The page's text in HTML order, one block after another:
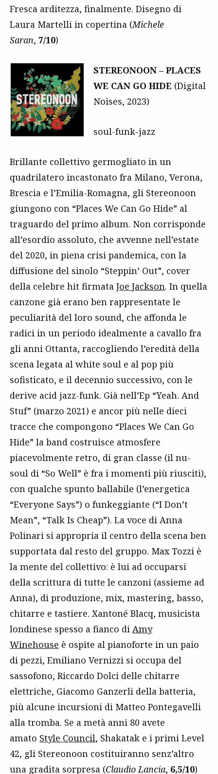
Fresca arditezza, finalmente. Disegno di
Laura Martelli in copertina (Michele
Saran, 7/10)
STEREONOON – PLACES
WE CAN GO HIDE (Digital
Noises, 2023)
soul-funk-jazz
Brillante collettivo germogliato in un
quadrilatero incastonato fra Milano, Verona,
Brescia e l’Emilia-Romagna, gli Stereonoon
giungono con “Places We Can Go Hide” al
traguardo del primo album. Non corrisponde
all’esordio assoluto, che avvenne nell’estate
del 2020, in piena crisi pandemica, con la
diffusione del sinolo “Steppin’ Out”, cover
della celebre hit firmata Joe Jackson. In quella
canzone già erano ben rappresentate le
peculiarità del loro sound, che affonda le
radici in un periodo idealmente a cavallo fra
gli anni Ottanta, raccogliendo l’eredità della
scena legata al white soul e al pop più
sofisticato, e il decennio successivo, con le
derive acid jazz-funk. Già nell’Ep “Yeah. And
Stuf” (marzo 2021) e ancor più nelle dieci
tracce che compongono “Places We Can Go
Hide” la band costruisce atmosfere
piacevolmente retro, di gran classe (il nu-
soul di “So Well” è fra i momenti più riusciti),
con qualche spunto ballabile (l’energetica
“Everyone Says”) o funkeggiante (“I Don’t
Mean”, “Talk Is Cheap”). La voce di Anna
Polinari si appropria il centro della scena ben
supportata dal resto del gruppo. Max Tozzi è
la mente del collettivo: è lui ad occuparsi
della scrittura di tutte le canzoni (assieme ad
Anna), di produzione, mix, mastering, basso,
chitarre e tastiere. Xantoné Blacq, musicista
londinese spesso a fianco di Amy
Winehouse è ospite al pianoforte in un paio
di pezzi, Emiliano Vernizzi si occupa del
sassofono, Riccardo Dolci delle chitarre
elettriche, Giacomo Ganzerli della batteria,
più alcune incursioni di Matteo Pontegavelli
alla tromba. Se a metà anni 80 avete
amato Style Council, Shakatak e i primi Level
42, gli Stereonoon costituiranno senz’altro
una gradita sorpresa (Claudio Lancia, 6,5/10)